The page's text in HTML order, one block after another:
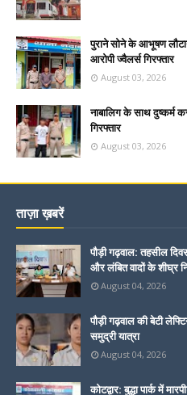
पुराने सोने के आभूषण
आरोपी ज्वैलर्स गिरफ्तार
August 03, 2026
नाबालिग के साथ दुष्कर्म
गिरफ्तार
August 03, 2026
ताज़ा ख़बरें
पौड़ी गढ़वाल: तहसील
और लंबित वादों के शीघ्र
August 04, 2026
पौड़ी गढ़वाल की बेटी
समुद्री यात्रा
August 04, 2026
कोटद्वार: बुद्धा पार्क में